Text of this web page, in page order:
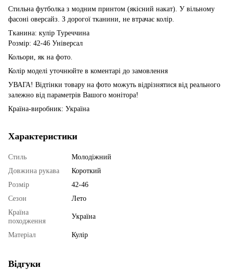
Стильна футболка з модним принтом (якісний накат). У вільному
фасоні оверсайз. З дорогої тканини, не втрачає колір.
Тканина: кулір Туреччина
Розмір: 42-46 Універсал
Кольори, як на фото.
Колір моделі уточнюйте в коментарі до замовлення
УВАГА! Відтінки товару на фото можуть відрізнятися від реального
залежно від параметрів Вашого монітора!
Країна-виробник: Україна
Характеристики
Стиль
Молодіжний
Довжина рукава
Короткий
Розмір
42-46
Сезон
Лето
Країна
походження
Україна
Матеріал Кулір
Відгуки